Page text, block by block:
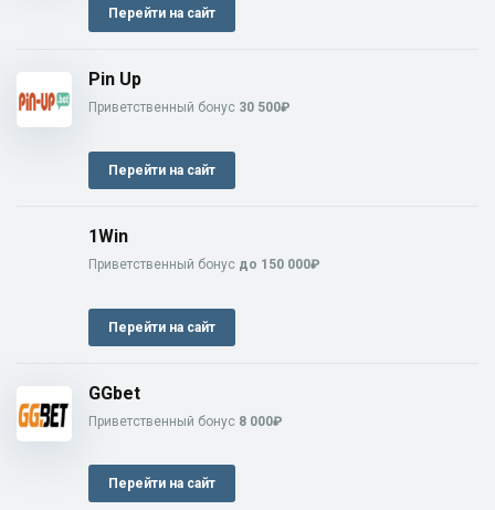
Перейти на сайт
Pin Up
Приветственный бонус 30 500₽
Перейти на сайт
1Win
Приветственный бонус до 150 000₽
Перейти на сайт
GGbet
Приветственный бонус 8 000₽
Перейти на сайт